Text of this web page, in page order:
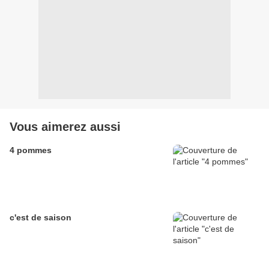
Vous aimerez aussi
4 pommes
c'est de saison